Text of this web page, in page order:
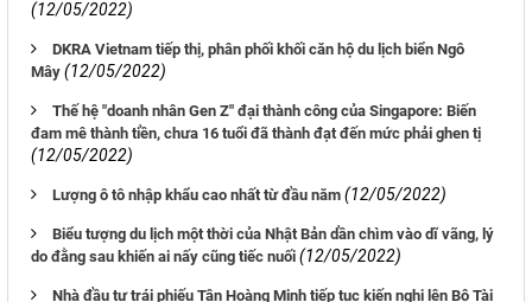
(12/05/2022)
DKRA Vietnam tiếp thị, phân phối khối căn hộ du lịch biển Ngô
Mây (12/05/2022)
Thế hệ "doanh nhân Gen Z" đại thành công của Singapore: Biến
đam mê thành tiền, chưa 16 tuổi đã thành đạt đến mức phải ghen tị
(12/05/2022)
Lượng ô tô nhập khẩu cao nhất từ đầu năm (12/05/2022)
Biểu tượng du lịch một thời của Nhật Bản dần chìm vào dĩ vãng, lý
do đằng sau khiến ai nấy cũng tiếc nuối (12/05/2022)
Nhà đầu tư trái phiếu Tân Hoàng Minh tiếp tục kiến nghị lên Bộ Tài